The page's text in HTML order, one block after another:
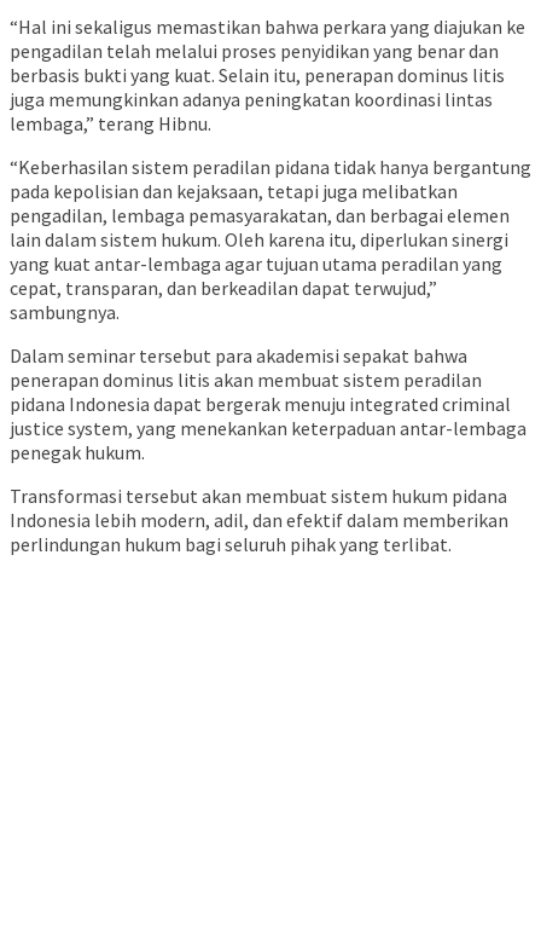
“Hal ini sekaligus memastikan bahwa perkara yang diajukan ke
pengadilan telah melalui proses penyidikan yang benar dan
berbasis bukti yang kuat. Selain itu, penerapan dominus litis
juga memungkinkan adanya peningkatan koordinasi lintas
lembaga,” terang Hibnu.
“Keberhasilan sistem peradilan pidana tidak hanya bergantung
pada kepolisian dan kejaksaan, tetapi juga melibatkan
pengadilan, lembaga pemasyarakatan, dan berbagai elemen
lain dalam sistem hukum. Oleh karena itu, diperlukan sinergi
yang kuat antar-lembaga agar tujuan utama peradilan yang
cepat, transparan, dan berkeadilan dapat terwujud,”
sambungnya.
Dalam seminar tersebut para akademisi sepakat bahwa
penerapan dominus litis akan membuat sistem peradilan
pidana Indonesia dapat bergerak menuju integrated criminal
justice system, yang menekankan keterpaduan antar-lembaga
penegak hukum.
Transformasi tersebut akan membuat sistem hukum pidana
Indonesia lebih modern, adil, dan efektif dalam memberikan
perlindungan hukum bagi seluruh pihak yang terlibat.